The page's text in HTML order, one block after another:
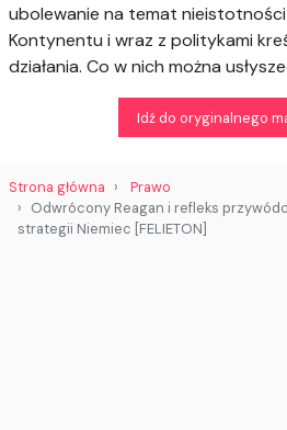
ubolewanie na temat nieistotności
Kontynentu i wraz z politykami
działania. Co w nich można
Idź do oryginalnego
Strona główna
Prawo
Odwrócony Reagan i refleks
strategii Niemiec [FELIETON]